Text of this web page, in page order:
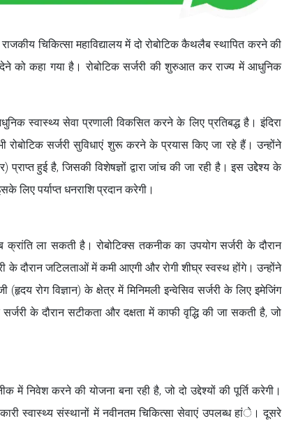
चिकित्सा महाविद्यालय में दो रोबोटिक कैथलैब स्थापित करने की
को कहा गया है। रोबोटिक सर्जरी की शुरुआत कर राज्य में आधुनिक
स्वास्थ्य सेवा प्रणाली विकसित करने के लिए प्रतिबद्ध है। इंदिरा
सर्जरी सुविधाएं शुरू करने के प्रयास किए जा रहे हैं। उन्होंने
हुई है, जिसकी विशेषज्ञों द्वारा जांच की जा रही है। इस उद्देेश्य के
पर्याप्त धनराशि प्रदान करेगी।
ला सकती है। रोबोटिक्स तकनीक का उपयोग सर्जरी के दौरान
दौरान जटिलताओं में कमी आएगी और रोगी शीघ्र स्वस्थ होंगे। उन्होंने
रोग विज्ञान) के क्षेत्र में मिनिमली इन्वेसिव सर्जरी के लिए इमेजिंग
के दौरान सटीकता और दक्षता में काफी वृद्धि की जा सकती है, जो
निवेश करने की योजना बना रही है, जो दो उद्देश्यों की पूर्ति करेगी।
स्वास्थ्य संस्थानों में नवीनतम चिकित्सा सेवाएं उपलब्ध हांे। दूसरे